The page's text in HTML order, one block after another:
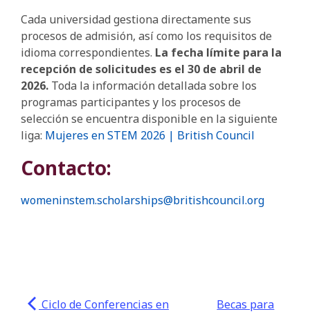
Cada universidad gestiona directamente sus
procesos de admisión, así como los requisitos de
idioma correspondientes. La fecha límite para la
recepción de solicitudes es el 30 de abril de
2026. Toda la información detallada sobre los
programas participantes y los procesos de
selección se encuentra disponible en la siguiente
liga: Mujeres en STEM 2026 | British Council
Contacto:
womeninstem.scholarships@britishcouncil.org
Ciclo de Conferencias en
Becas para